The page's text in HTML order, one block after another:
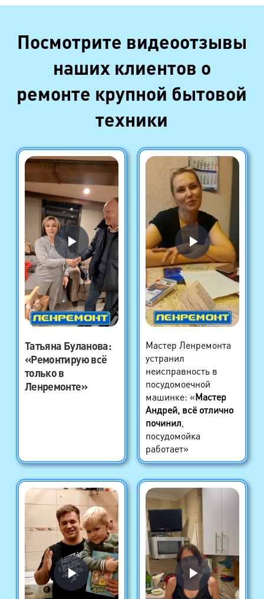
Посмотрите видеоотзывы
наших клиентов о
ремонте крупной бытовой
техники
Татьяна Буланова:
«Ремонтирую всё
только в
Ленремонте»
Мастер Ленремонта
устранил
неисправность в
посудомоечной
машинке: «Мастер
Андрей, всё отлично
починил
посудомойка
работает»